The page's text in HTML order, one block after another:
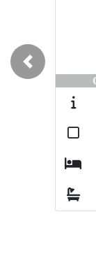
Gea y
Previous